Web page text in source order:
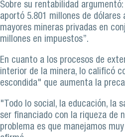
Sobre su rentabilidad argumentó:
aportó 5.801 millones de
mayores mineras privadas en
millones en impuestos”.
En cuanto a los procesos de
interior de la minera, lo calificó
escondida" que aumenta la
"Todo lo social, la educación, la
ser financiado con la riqueza de
problema es que manejamos